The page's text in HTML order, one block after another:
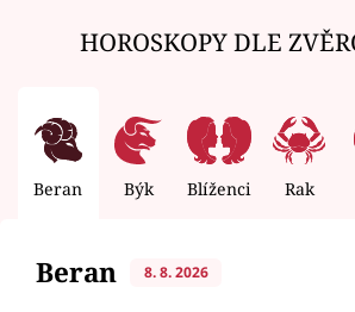
HOROSKOPY DLE
Beran Býk Blíženci Rak
Beran 8. 8. 2026